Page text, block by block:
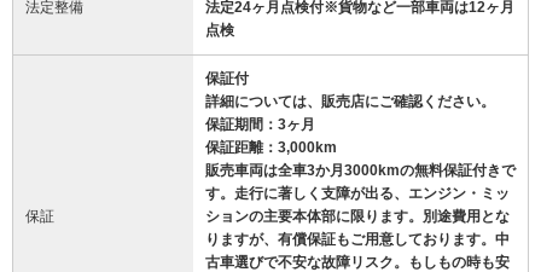
法定整備
法定24ヶ月点検付※貨物など一部車両は12ヶ月
点検
保証
保証付
詳細については、販売店にご確認ください。
保証期間：3ヶ月
保証距離：3,000km
販売車両は全車3か月3000kmの無料保証付きで
す。走行に著しく支障が出る、エンジン・ミッ
ションの主要本体部に限ります。別途費用とな
りますが、有償保証もご用意しております。中
古車選びで不安な故障リスク。もしもの時も安